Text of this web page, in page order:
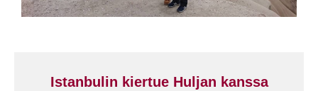
Istanbulin kiertue Huljan kanssa